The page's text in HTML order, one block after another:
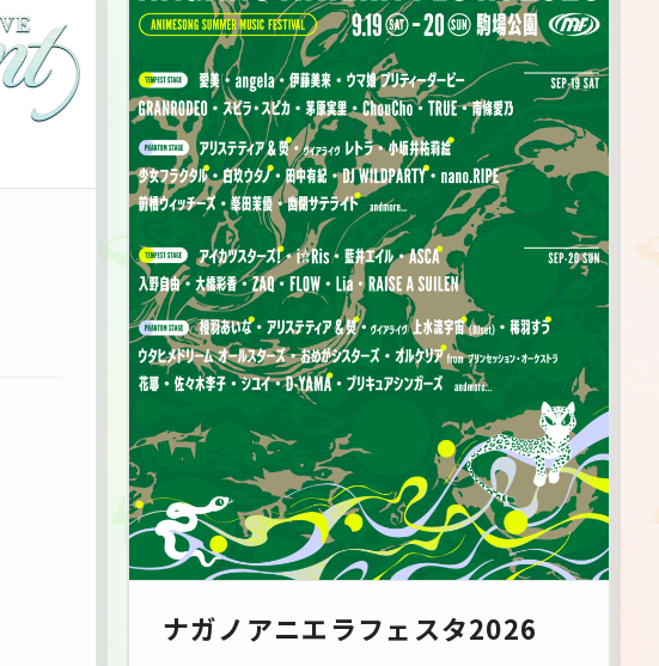
ナガノアニエラフェスタ2026